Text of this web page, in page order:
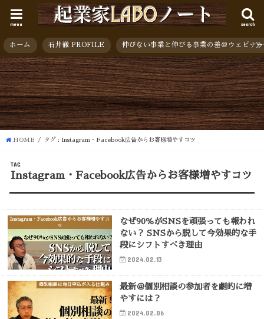
search
menu
ホーム 石井徹 PROFILE 伸びない事業と伸びる事業の差＠ウェビナ
HOME タグ : Instagram・Facebook広告からお客様増やすコツ
TAG
Instagram・Facebook広告からお客様増やすコツ
Instagram・Facebook広告からお客様増やすコ
ツ
なぜ90％がSNSを頑張っても報われ
ない？ SNSから脱して今効果的な手
段にシフトすべき理由
2024.02.13
個別相談に毎日申込が入る仕組み
最新＠個別相談の参加者を劇的に増
やすには？
2024.02.06